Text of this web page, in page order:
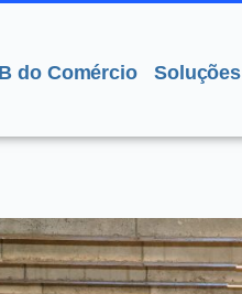
do Comércio Soluções